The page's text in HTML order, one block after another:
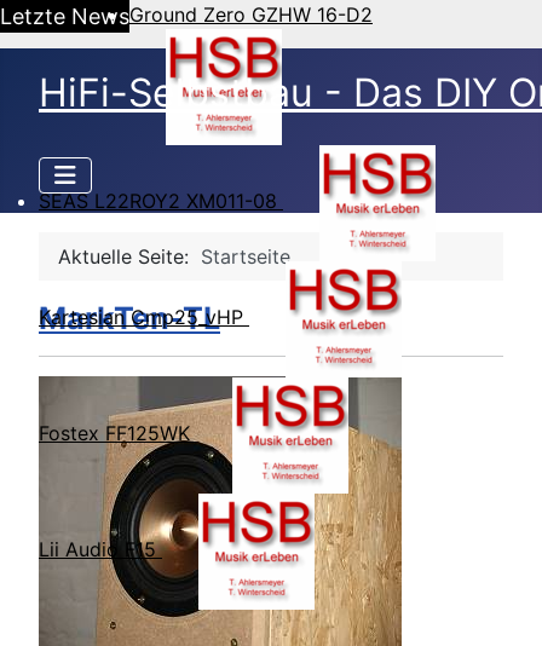
Letzte NewsGround Zero GZHW 16-D2
SEAS L22ROY2 XM011-08
Kartesian Cmp25_vHP
Fostex FF125WK
Lii Audio F15
HiFi-Selbstbau - Das DIY
Aktuelle Seite: Startseite
MarkTen-TL